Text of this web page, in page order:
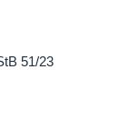
51/23